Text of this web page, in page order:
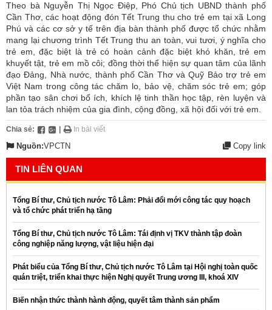
Theo bà Nguyễn Thị Ngọc Điệp, Phó Chủ tịch UBND thành phố
Cần Thơ, các hoạt động đón Tết Trung thu cho trẻ em tại xã Long
Phú và các cơ sở y tế trên địa bàn thành phố được tổ chức nhằm
mang lại chương trình Tết Trung thu an toàn, vui tươi, ý nghĩa cho
trẻ em, đặc biệt là trẻ có hoàn cảnh đặc biệt khó khăn, trẻ em
khuyết tật, trẻ em mồ côi; đồng thời thể hiện sự quan tâm của lãnh
đạo Đảng, Nhà nước, thành phố Cần Thơ và Quỹ Bảo trợ trẻ em
Việt Nam trong công tác chăm lo, bảo vệ, chăm sóc trẻ em; góp
phần tạo sân chơi bổ ích, khích lệ tinh thần học tập, rèn luyện và
lan tỏa trách nhiệm của gia đình, cộng đồng, xã hội đối với trẻ em.
Chia sẻ: In bài viết
Nguồn:VPCTN Copy link
TIN LIÊN QUAN
Tổng Bí thư, Chủ tịch nước Tô Lâm: Phải đổi mới công tác quy hoạch
và tổ chức phát triển hạ tầng
Tổng Bí thư, Chủ tịch nước Tô Lâm: Tái định vị TKV thành tập đoàn
công nghiệp năng lượng, vật liệu hiện đại
Phát biểu của Tổng Bí thư, Chủ tịch nước Tô Lâm tại Hội nghị toàn quốc
quán triệt, triển khai thực hiện Nghị quyết Trung ương III, khoá XIV
Biến nhận thức thành hành động, quyết tâm thành sản phẩm